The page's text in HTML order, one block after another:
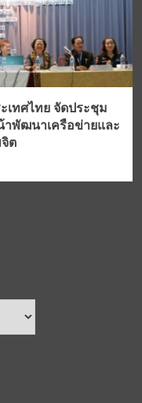
เทศไทย จัดประชุม
าพัฒนาเครือข่ายและ
ต